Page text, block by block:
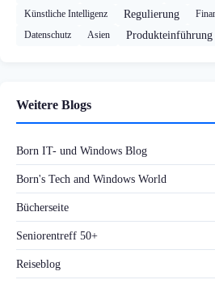
Künstliche Intelligenz Regulierung
Datenschutz
Asien Produkteinführung
Weitere Blogs
Born IT- und Windows Blog
Born's Tech and Windows World
Bücherseite
Seniorentreff 50+
Reiseblog